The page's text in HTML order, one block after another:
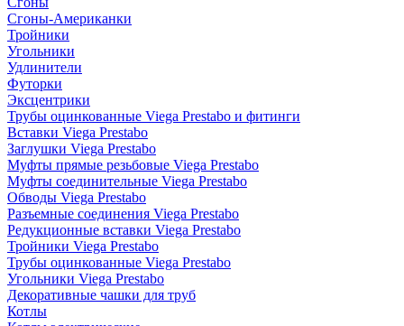
Сгоны-Американки
Тройники
Угольники
Удлинители
Футорки
Эксцентрики
Трубы оцинкованные Viega Prestabo и фитинги
Вставки Viega Prestabo
Заглушки Viega Prestabo
Муфты прямые резьбовые Viega Prestabo
Муфты соединительные Viega Prestabo
Обводы Viega Prestabo
Разъемные соединения Viega Prestabo
Редукционные вставки Viega Prestabo
Тройники Viega Prestabo
Трубы оцинкованные Viega Prestabo
Угольники Viega Prestabo
Декоративные чашки для труб
Котлы